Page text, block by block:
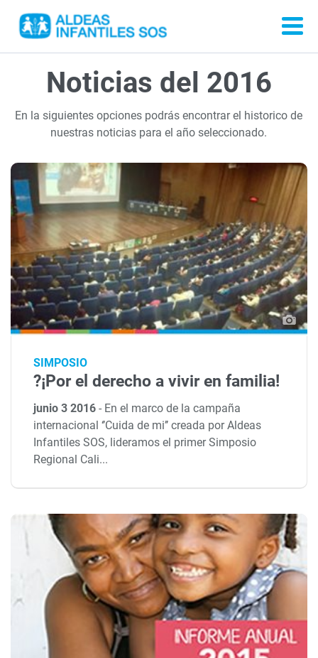
Noticias del 2016
En la siguientes opciones podrás encontrar el historico de
nuestras noticias para el año seleccionado.
SIMPOSIO
?¡Por el derecho a vivir en familia!
junio 3 2016- En el marco de la campaña
internacional ‘’Cuida de mi’’ creada por Aldeas
Infantiles SOS, lideramos el primer Simposio
Regional Cali...